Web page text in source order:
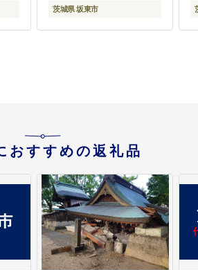
茨城県 坂東市
おすすめの返礼品